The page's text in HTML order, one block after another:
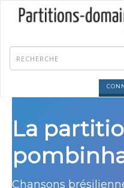
La
Chansons